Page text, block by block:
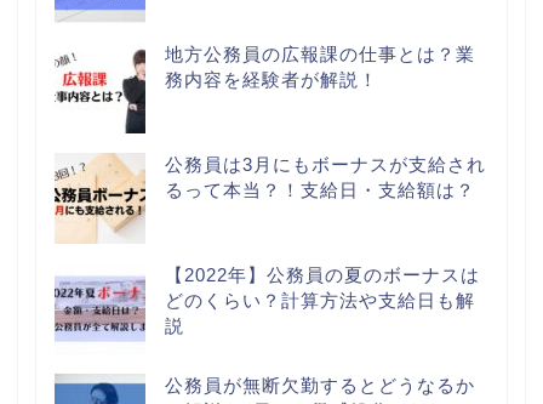
地方公務員の広報課の仕事とは？業
務内容を経験者が解説！
公務員は3月にもボーナスが支給され
るって本当？！支給日・支給額は？
【2022年】公務員の夏のボーナスは
どのくらい？計算方法や支給日も解
説
公務員が無断欠勤するとどうなるか